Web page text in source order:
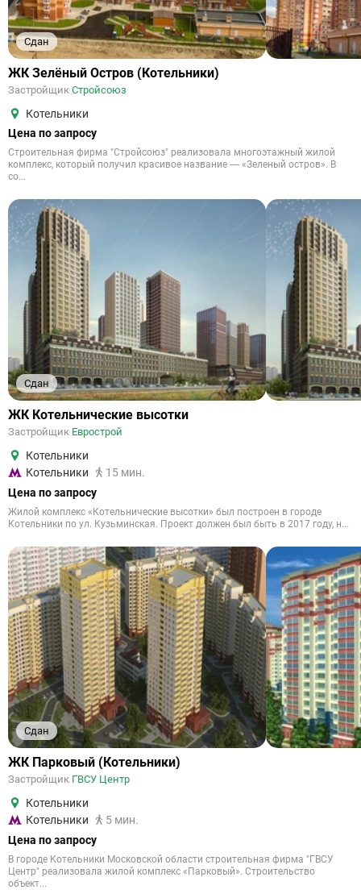
Сдан
ЖК Зелёный Остров (Котельники)
Застройщик Стройсоюз
Котельники
Цена по запросу
Строительная фирма "Стройсоюз" реализовала многоэтажный жилой
комплекс, который получил красивое название — «Зеленый остров». В
со...
Сдан
ЖК Котельнические высотки
Застройщик Еврострой
Котельники
Котельники
15 мин.
Цена по запросу
Жилой комплекс «Котельнические высотки» был построен в городе
Котельники по ул. Кузьминская. Проект должен был быть в 2017 году, н...
Сдан
ЖК Парковый (Котельники)
Застройщик ГВСУ Центр
Котельники
Котельники
5 мин.
Цена по запросу
В городе Котельники Московской области строительная фирма "ГВСУ
Центр" реализовала жилой комплекс «Парковый». Строительство
объект...